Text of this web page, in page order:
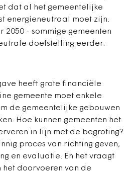
dat al het gemeentelijke
energieneutraal moet zijn.
- sommige gemeenten
doelstelling eerder.
heeft grote financiële
gemeente moet enkele
de gemeentelijke gebouwen
Hoe kunnen gemeenten het
in lijn met de begroting?
proces van richting geven,
en evaluatie. En het vraagt
het doorvoeren van de